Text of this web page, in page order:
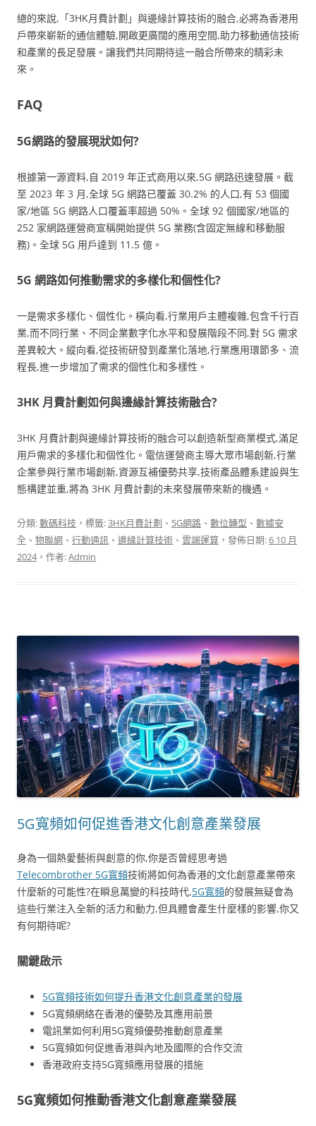
總的來說,「3HK月費計劃」與邊緣計算技術的融合,必將為香港用
戶帶來嶄新的通信體驗,開啟更廣闊的應用空間,助力移動通信技術
和產業的長足發展。讓我們共同期待這一融合所帶來的精彩未
來。
FAQ
5G網路的發展現狀如何?
根據第一源資料,自 2019 年正式商用以來,5G 網路迅速發展。截
至 2023 年 3 月,全球 5G 網路已覆蓋 30.2% 的人口,有 53 個國
家/地區 5G 網路人口覆蓋率超過 50%。全球 92 個國家/地區的
252 家網路運營商宣稱開始提供 5G 業務(含固定無線和移動服
務)。全球 5G 用戶達到 11.5 億。
5G 網路如何推動需求的多樣化和個性化?
一是需求多樣化、個性化。橫向看,行業用戶主體複雜,包含千行百
業,而不同行業、不同企業數字化水平和發展階段不同,對 5G 需求
差異較大。縱向看,從技術研發到產業化落地,行業應用環節多、流
程長,進一步增加了需求的個性化和多樣性。
3HK 月費計劃如何與邊緣計算技術融合?
3HK 月費計劃與邊緣計算技術的融合可以創造新型商業模式,滿足
用戶需求的多樣化和個性化。電信運營商主導大眾市場創新,行業
企業參與行業市場創新,資源互補優勢共享,技術產品體系建設與生
態構建並重,將為 3HK 月費計劃的未來發展帶來新的機遇。
分類:數碼科技 ，標籤:3HK月費計劃 、 5G網路 、 數位轉型 、 數據安
全 、 物聯網 、 行動通訊 、 邊緣計算技術 、 雲端運算 ，發佈日期:6 10 月
2024，作者:Admin
5G寬頻如何促進香港文化創意產業發展
身為一個熱愛藝術與創意的你,你是否曾經思考過
Telecombrother 5G寬頻技術將如何為香港的文化創意產業帶來
什麼新的可能性?在瞬息萬變的科技時代,5G寬頻的發展無疑會為
這些行業注入全新的活力和動力,但具體會產生什麼樣的影響,你又
有何期待呢?
關鍵啟示
5G寬頻技術如何提升香港文化創意產業的發展
5G寬頻網絡在香港的優勢及其應用前景
電訊業如何利用5G寬頻優勢推動創意產業
5G寬頻如何促進香港與內地及國際的合作交流
香港政府支持5G寬頻應用發展的措施
5G寬頻如何推動香港文化創意產業發展